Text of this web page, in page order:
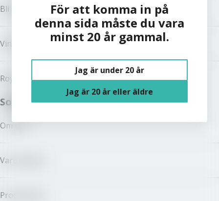
För att komma in på
denna sida måste du vara
minst 20 år gammal.
Jag är under 20 år
Jag är 20 år eller äldre
Bli kund
Vinston
Royal Unibrew
Solera
Om oss
Varumärken
Producenter